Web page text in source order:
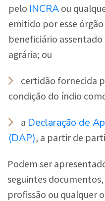
pelo INCRA ou
emitido por esse
beneficiário
agrária; ou
certidão fornecida
condição do índio
a Declaração de
(DAP), a partir de
Podem ser
seguintes
profissão ou qualquer